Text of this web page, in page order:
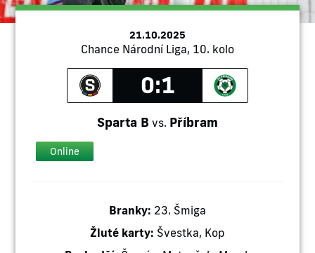
21.10.2025
Chance Národní Liga, 10. kolo
0:1
Sparta B vs. Příbram
Online
Branky: 23. Šmiga
Žluté karty: Švestka, Kop